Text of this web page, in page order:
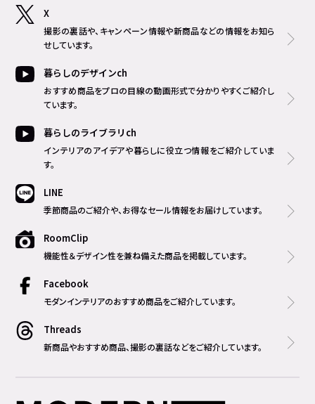
X
撮影の裏話や、キャンペーン情報や新商品などの情報をお知ら
せしています。
暮らしのデザインch
おすすめ商品をプロの目線の動画形式で分かりやすくご紹介し
ています。
暮らしのライブラリch
インテリアのアイデアや暮らしに役立つ情報をご紹介していま
す。
LINE
季節商品のご紹介や、お得なセール情報をお届けしています。
RoomClip
機能性＆デザイン性を兼ね備えた商品を掲載しています。
Facebook
モダンインテリアのおすすめ商品をご紹介しています。
Threads
新商品やおすすめ商品、撮影の裏話などをご紹介しています。